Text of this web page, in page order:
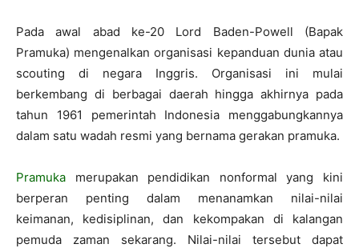
Pada awal abad ke-20 Lord Baden-Powell (Bapak
Pramuka) mengenalkan organisasi kepanduan dunia atau
scouting di negara Inggris. Organisasi ini mulai
berkembang di berbagai daerah hingga akhirnya pada
tahun 1961 pemerintah Indonesia menggabungkannya
dalam satu wadah resmi yang bernama gerakan pramuka.
Pramuka merupakan pendidikan nonformal yang kini
berperan penting dalam menanamkan nilai-nilai
keimanan, kedisiplinan, dan kekompakan di kalangan
pemuda zaman sekarang. Nilai-nilai tersebut dapat